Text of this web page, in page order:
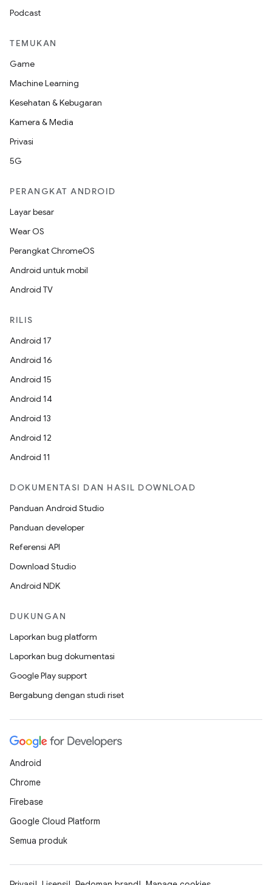
Podcast
TEMUKAN
Game
Machine Learning
Kesehatan & Kebugaran
Kamera & Media
Privasi
5G
PERANGKAT ANDROID
Layar besar
Wear OS
Perangkat ChromeOS
Android untuk mobil
Android TV
RILIS
Android 17
Android 16
Android 15
Android 14
Android 13
Android 12
Android 11
DOKUMENTASI DAN HASIL DOWNLOAD
Panduan Android Studio
Panduan developer
Referensi API
Download Studio
Android NDK
DUKUNGAN
Laporkan bug platform
Laporkan bug dokumentasi
Google Play support
Bergabung dengan studi riset
Android
Chrome
Firebase
Google Cloud Platform
Semua produk